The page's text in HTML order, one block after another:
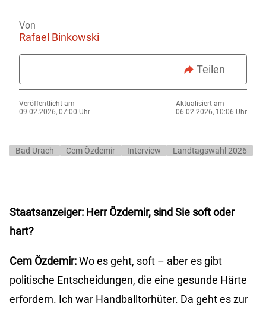
Von
Rafael Binkowski
Teilen
Veröffentlicht am
09.02.2026, 07:00 Uhr
Aktualisiert am
06.02.2026, 10:06 Uhr
Bad Urach Cem Özdemir Interview Landtagswahl 2026
Staatsanzeiger: Herr Özdemir, sind Sie soft oder
hart?
Cem Özdemir:Wo es geht, soft – aber es gibt
politische Entscheidungen, die eine gesunde Härte
erfordern. Ich war Handballtorhüter. Da geht es zur